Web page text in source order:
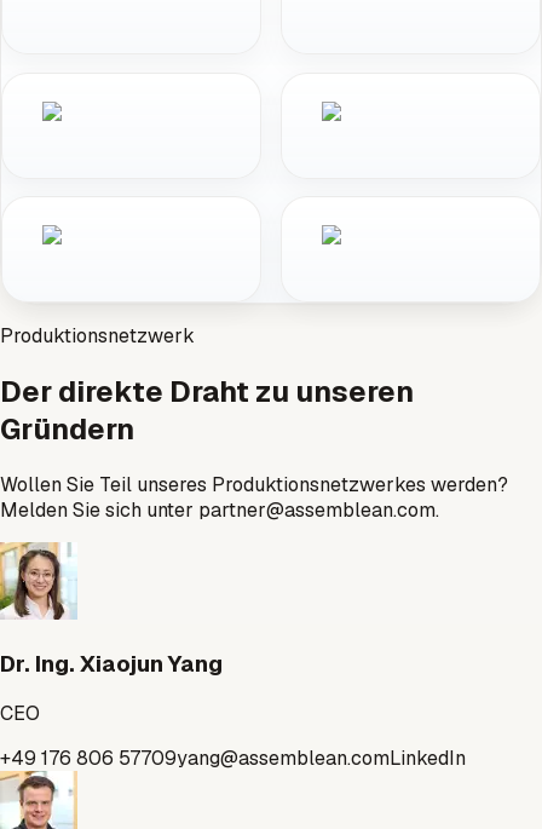
Produktionsnetzwerk
Der direkte Draht zu unseren
Gründern
Wollen Sie Teil unseres Produktionsnetzwerkes werden?
Melden Sie sich unter partner@assemblean.com.
Dr. Ing. Xiaojun Yang
CEO
+49 176 806 57709yang@assemblean.comLinkedIn